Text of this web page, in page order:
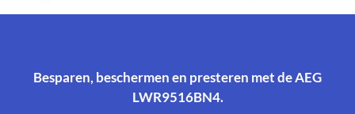
Besparen, beschermen en presteren met de AEG
LWR9516BN4.